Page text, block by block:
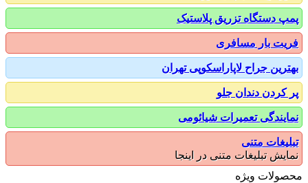
دستگاه تزریق پلاستیک
بار مسافری
جراح لاپاراسکوپی تهران
دندان جلو
تعمیرات شیائومی
متنی
تبلیغات متنی در اینجا
ویژه